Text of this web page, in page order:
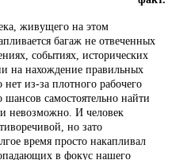
живущего на этом
багаж не отвеченных
событиях, исторических
на нахождение правильных
из-за плотного рабочего
самостоятельно найти
невозможно. И человек
но зато
время просто накапливал
в фокус нашего